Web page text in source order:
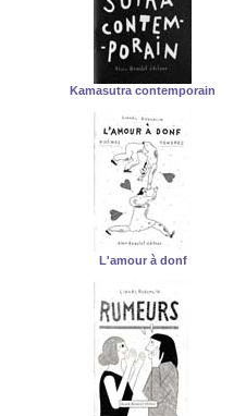
Kamasutra contemporain
L'amour à donf